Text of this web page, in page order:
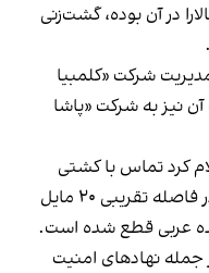
در آن بوده، گشت‌زنی
شرکت «کلمبیا
نیز به شرکت «پاشا
کرد تماس با کشتی
حدود ساعت ۸:۲۲ به وقت محلی و در فاصله تقریبی ۲۰ مایل
عربی قطع شده است.
جمله نهادهای امنیت